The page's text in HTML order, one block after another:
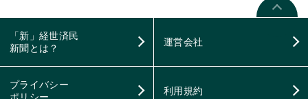
「新」経世済民
新聞とは？
運営会社
プライバシー
利用規約